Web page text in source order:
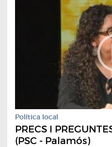
Política local
PRECS I
(PSC - Palamós)